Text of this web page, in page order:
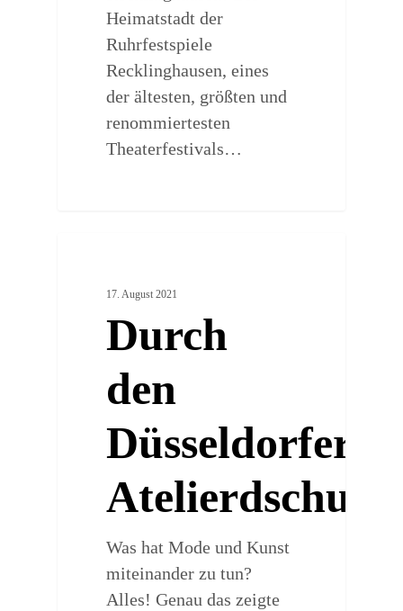
Heimatstadt der
Ruhrfestspiele
Recklinghausen, eines
der ältesten, größten und
renommiertesten
Theaterfestivals…
17. August 2021
Durch
den
Düsseldorfer
Was hat Mode und Kunst
miteinander zu tun?
Alles! Genau das zeigte